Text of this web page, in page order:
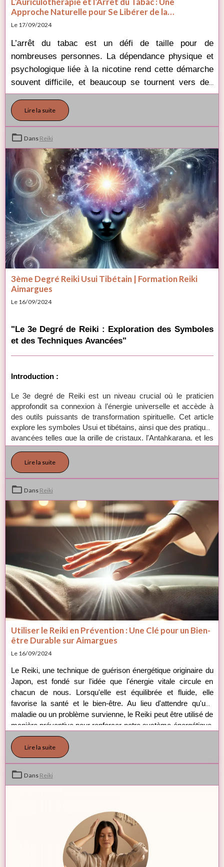
Approche Naturelle pour Se Libérer de la
Dépendance Aimargues
Le 17/09/2024
L’arrêt du tabac est un défi de taille pour de
nombreuses personnes. La dépendance physique et
psychologique liée à la nicotine rend cette démarche
souvent difficile, et beaucoup se tournent vers des
solutions alternatives pour faciliter ce processus.
Parmi elles, l’auriculothérapie se distingue comme
une méthode naturelle et efficace pour soutenir ceux
qui souhaitent se libérer de cette habitude nocive.
Mais qu’est-ce que l’auriculothérapie et comment
aide-t-elle à arrêter de fumer ? Voici un tour d’horizon.
Lire la suite
Dans Reiki
3ème Degré Reiki Usui Tibétain | Formation Reiki
Aimargues
Le 16/09/2024
"Le 3e Degré de Reiki : Exploration des Symboles
et des Techniques Avancées"
Introduction :
Le 3e degré de Reiki est un niveau crucial où le praticien
approfondit sa connexion à l’énergie universelle et accède à
des outils puissants de transformation spirituelle. Cet article
explore les symboles Usui et tibétains, ainsi que des pratiques
avancées telles que la grille de cristaux, l'Antahkarana, et les
techniques japonaises de guérison et la chirurgie psychique.
Lire la suite
Dans Reiki
Utiliser le Reiki en Prévention : Une Clé pour un Bien-
être Durable sur Aimargues
Le 16/09/2024
Le Reiki, une technique de guérison énergétique originaire du
Japon, est fondé sur l'idée que l'énergie vitale circule en
chacun de nous. Lorsqu'elle est équilibrée et fluide, elle
favorise la santé et le bien-être. Au lieu d'attendre qu'une
maladie ou un problème survienne, le Reiki peut être utilisé de
manière préventive pour renforcer notre système énergétique,
réduire le stress, et améliorer notre équilibre physique et
émotionnel. Voyons pourquoi et comment le Reiki peut
devenir une pratique essentielle dans une démarche de
prévention.
Lire la suite
Dans Reiki